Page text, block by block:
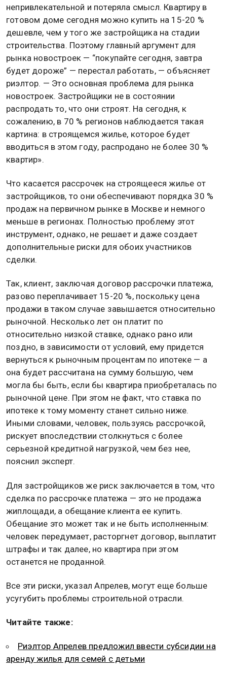
непривлекательной и потеряла смысл. Квартиру в
готовом доме сегодня можно купить на 15-20 %
дешевле, чем у того же застройщика на стадии
строительства. Поэтому главный аргумент для
рынка новостроек — “покупайте сегодня, завтра
будет дороже” — перестал работать, — объясняет
риэлтор. — Это основная проблема для рынка
новостроек. Застройщики не в состоянии
распродать то, что они строят. На сегодня, к
сожалению, в 70 % регионов наблюдается такая
картина: в строящемся жилье, которое будет
вводиться в этом году, распродано не более 30 %
квартир».
Что касается рассрочек на строящееся жилье от
застройщиков, то они обеспечивают порядка 30 %
продаж на первичном рынке в Москве и немного
меньше в регионах. Полностью проблему этот
инструмент, однако, не решает и даже создает
дополнительные риски для обоих участников
сделки.
Так, клиент, заключая договор рассрочки платежа,
разово переплачивает 15-20 %, поскольку цена
продажи в таком случае завышается относительно
рыночной. Несколько лет он платит по
относительно низкой ставке, однако рано или
поздно, в зависимости от условий, ему придется
вернуться к рыночным процентам по ипотеке — а
она будет рассчитана на сумму большую, чем
могла бы быть, если бы квартира приобреталась по
рыночной цене. При этом не факт, что ставка по
ипотеке к тому моменту станет сильно ниже.
Иными словами, человек, пользуясь рассрочкой,
рискует впоследствии столкнуться с более
серьезной кредитной нагрузкой, чем без нее,
пояснил эксперт.
Для застройщиков же риск заключается в том, что
сделка по рассрочке платежа — это не продажа
жиплощади, а обещание клиента ее купить.
Обещание это может так и не быть исполненным:
человек передумает, расторгнет договор, выплатит
штрафы и так далее, но квартира при этом
останется не проданной.
Все эти риски, указал Апрелев, могут еще больше
усугубить проблемы строительной отрасли.
Читайте также:
Риэлтор Апрелев предложил ввести субсидии на
аренду жилья для семей с детьми